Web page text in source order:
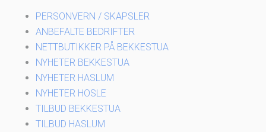
PERSONVERN / SKAPSLER
ANBEFALTE BEDRIFTER
NETTBUTIKKER PÅ BEKKESTUA
NYHETER BEKKESTUA
NYHETER HASLUM
NYHETER HOSLE
TILBUD BEKKESTUA
TILBUD HASLUM